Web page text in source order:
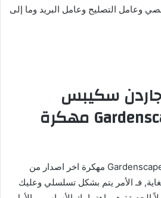
وعامل التصليح وعامل البريد وما إلى
سكيبس
Gardenscapes Apk Mod مهكرة
طريقة اللعب بعد تحميل Gardenscapes مهكرة اخر اصدار من
فـ الأمر يتم بشكل تسلسلي وعليك